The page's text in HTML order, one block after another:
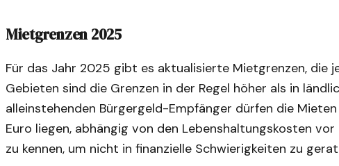
Mietgrenzen 2025
Für das Jahr 2025 gibt es aktualisierte Mietgrenzen, die
Gebieten sind die Grenzen in der Regel höher als in
alleinstehenden Bürgergeld-Empfänger dürfen die
Euro liegen, abhängig von den Lebenshaltungskosten
zu kennen, um nicht in finanzielle Schwierigkeiten zu